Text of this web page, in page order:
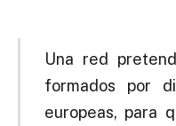
Una red
formados por
europeas, para